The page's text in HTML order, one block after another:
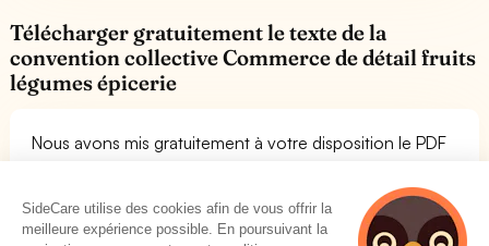
Télécharger gratuitement le texte de la
convention collective Commerce de détail fruits
légumes épicerie
Nous avons mis gratuitement à votre disposition le PDF
détail fruits légumes épicerie. Vous pouvez le consulter
librement. Cela vous permettra de lire l'ensemble des
SideCare utilise des cookies afin de vous offrir la
meilleure expérience possible. En poursuivant la